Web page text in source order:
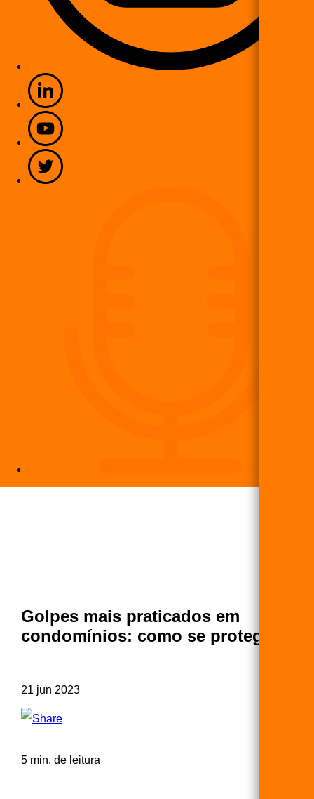
Golpes mais praticados em
condomínios: como se proteger?
21 jun 2023
5 min. de leitura